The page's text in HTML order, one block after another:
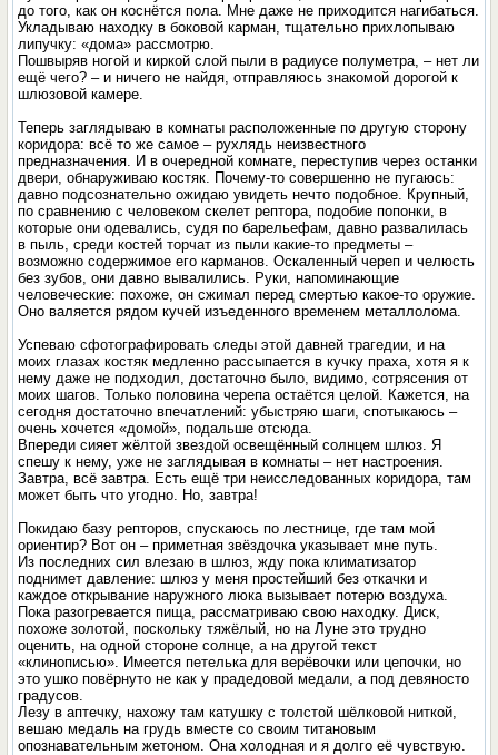
до того, как он коснётся пола. Мне даже не приходится нагибаться.
Укладываю находку в боковой карман, тщательно прихлопываю
липучку: «дома» рассмотрю.
Пошвыряв ногой и киркой слой пыли в радиусе полуметра, – нет ли
ещё чего? – и ничего не найдя, отправляюсь знакомой дорогой к
шлюзовой камере.
Теперь заглядываю в комнаты расположенные по другую сторону
коридора: всё то же самое – рухлядь неизвестного
предназначения. И в очередной комнате, переступив через останки
двери, обнаруживаю костяк. Почему-то совершенно не пугаюсь:
давно подсознательно ожидаю увидеть нечто подобное. Крупный,
по сравнению с человеком скелет рептора, подобие попонки, в
которые они одевались, судя по барельефам, давно развалилась
в пыль, среди костей торчат из пыли какие-то предметы –
возможно содержимое его карманов. Оскаленный череп и челюсть
без зубов, они давно вывалились. Руки, напоминающие
человеческие: похоже, он сжимал перед смертью какое-то оружие.
Оно валяется рядом кучей изъеденного временем металлолома.
Успеваю сфотографировать следы этой давней трагедии, и на
моих глазах костяк медленно рассыпается в кучку праха, хотя я к
нему даже не подходил, достаточно было, видимо, сотрясения от
моих шагов. Только половина черепа остаётся целой. Кажется, на
сегодня достаточно впечатлений: убыстряю шаги, спотыкаюсь –
очень хочется «домой», подальше отсюда.
Впереди сияет жёлтой звездой освещённый солнцем шлюз. Я
спешу к нему, уже не заглядывая в комнаты – нет настроения.
Завтра, всё завтра. Есть ещё три неисследованных коридора, там
может быть что угодно. Но, завтра!
Покидаю базу репторов, спускаюсь по лестнице, где там мой
ориентир? Вот он – приметная звёздочка указывает мне путь.
Из последних сил влезаю в шлюз, жду пока климатизатор
поднимет давление: шлюз у меня простейший без откачки и
каждое открывание наружного люка вызывает потерю воздуха.
Пока разогревается пища, рассматриваю свою находку. Диск,
похоже золотой, поскольку тяжёлый, но на Луне это трудно
оценить, на одной стороне солнце, а на другой текст
«клинописью». Имеется петелька для верёвочки или цепочки, но
это ушко повёрнуто не как у прадедовой медали, а под девяносто
градусов.
Лезу в аптечку, нахожу там катушку с толстой шёлковой ниткой,
вешаю медаль на грудь вместе со своим титановым
опознавательным жетоном. Она холодная и я долго её чувствую.